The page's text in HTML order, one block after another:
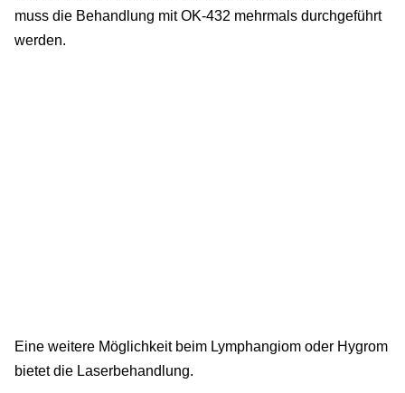
muss die Behandlung mit OK-432 mehrmals durchgeführt
werden.
Eine weitere Möglichkeit beim Lymphangiom oder Hygrom
bietet die Laserbehandlung.